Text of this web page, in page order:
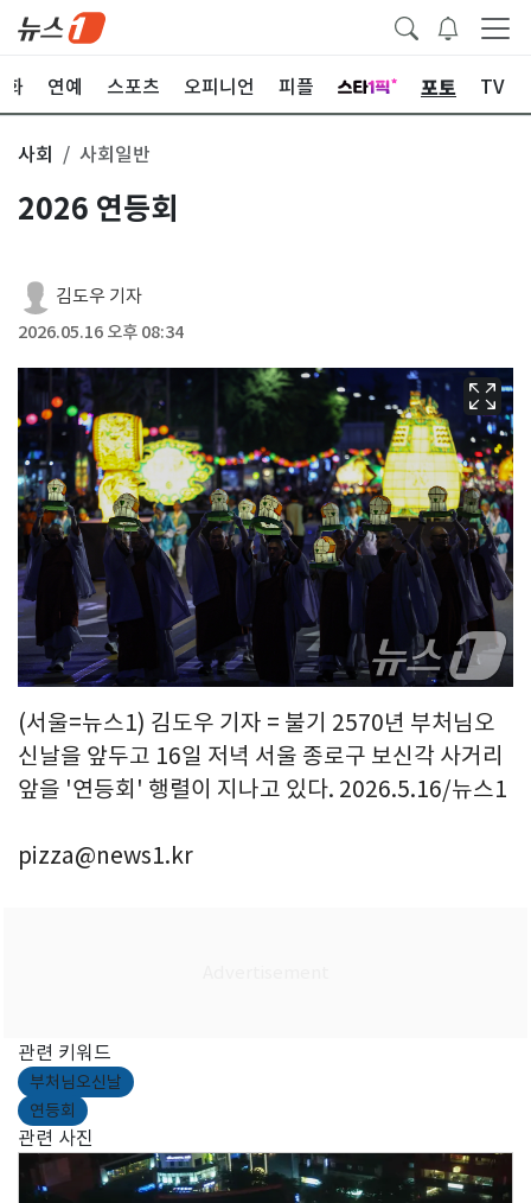
화 연예 스포츠 오피니언 피플 포토 TV
사회 사회일반
2026 연등회
김도우 기자
2026.05.16 오후 08:34
(서울=뉴스1) 김도우 기자 = 불기 2570년 부처님오
신날을 앞두고 16일 저녁 서울 종로구 보신각 사거리
앞을 '연등회' 행렬이 지나고 있다. 2026.5.16/뉴스1
pizza@news1.kr
관련 키워드
부처님오신날
연등회
관련 사진